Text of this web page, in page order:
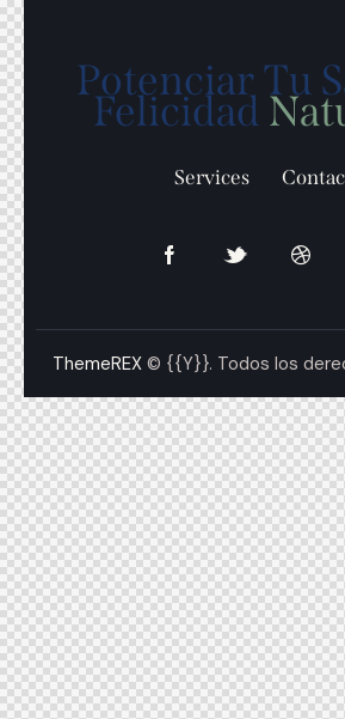
Potenciar Tu
Felicidad
Services
ThemeREX© {{Y}}. Todos los